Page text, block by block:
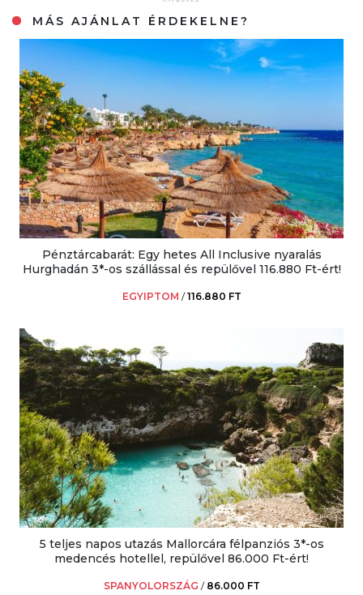
MÁS AJÁNLAT ÉRDEKELNE?
Pénztárcabarát: Egy hetes All Inclusive nyaralás
Hurghadán 3*-os szállással és repülővel 116.880 Ft-ért!
EGYIPTOM /116.880 FT
5 teljes napos utazás Mallorcára félpanziós 3*-os
medencés hotellel, repülővel 86.000 Ft-ért!
SPANYOLORSZÁG / 86.000 FT